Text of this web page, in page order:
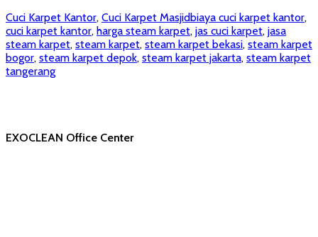
Categories
Cuci Karpet Kantor, Cuci Karpet MasjidTags
biaya cuci karpet kantor,
cuci karpet kantor, harga steam karpet, jas cuci karpet, jasa
steam karpet, steam karpet, steam karpet bekasi, steam karpet
bogor, steam karpet depok, steam karpet jakarta, steam karpet
tangerang
EXOCLEAN Office Center